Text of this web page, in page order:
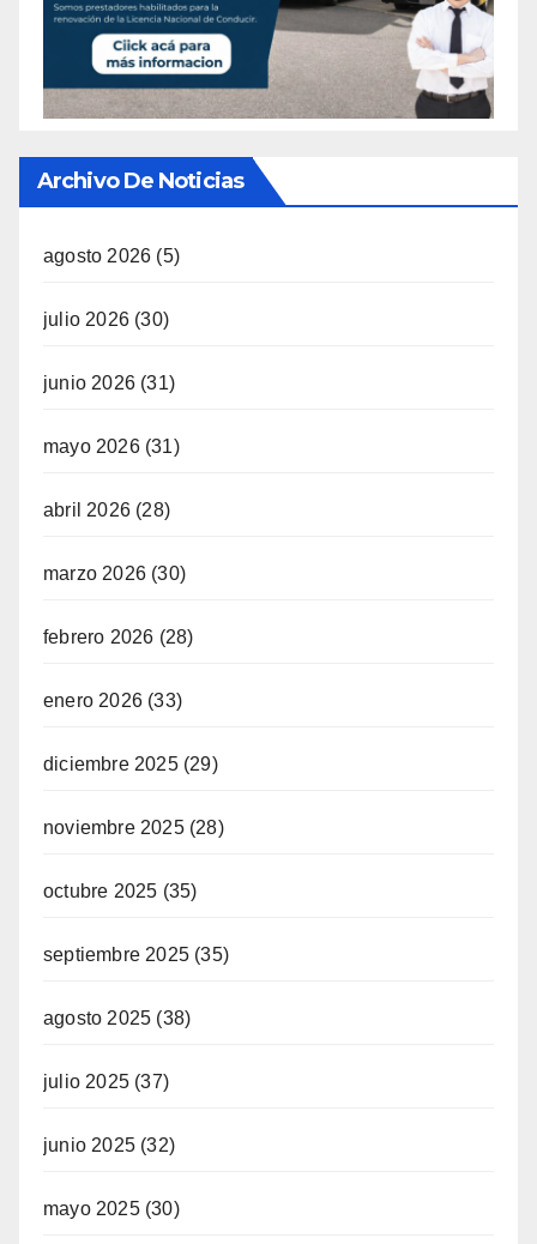
Archivo De Noticias
agosto 2026 (5)
julio 2026 (30)
junio 2026 (31)
mayo 2026(31)
abril 2026 (28)
marzo 2026 (30)
febrero 2026 (28)
enero 2026 (33)
diciembre 2025(29)
noviembre 2025(28)
octubre 2025 (35)
septiembre 2025 (35)
agosto 2025 (38)
julio 2025 (37)
junio 2025 (32)
mayo 2025(30)